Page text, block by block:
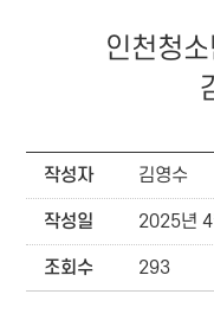
인천청
작성자 김영수
작성일 2025년
조회수 293